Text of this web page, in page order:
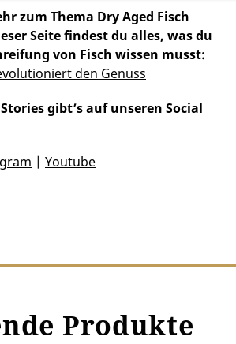
zum Thema Dry Aged Fisch
Seite findest du alles, was du
von Fisch wissen musst:
den Genuss
gibt’s auf unseren Social
| Youtube
Produkte